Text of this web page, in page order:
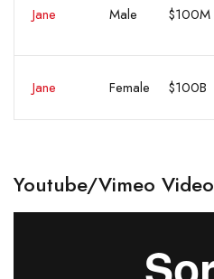
Jane Male $100M
Jane Female $100B
Youtube/Vimeo Video